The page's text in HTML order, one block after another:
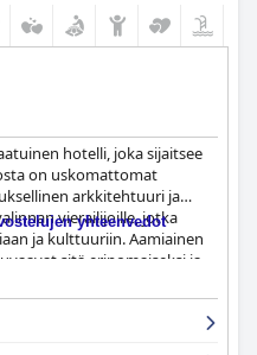
hotelli, joka sijaitsee
on uskomattomat
arkkitehtuuri ja
vierailijoille, jotka
ja kulttuuriin. Aamiainen
sitä erinomaiseksi ja
ottaen positiivinen, ja ateriat
Huoneista on
vieraat ovat yhtä
yhteenvedot